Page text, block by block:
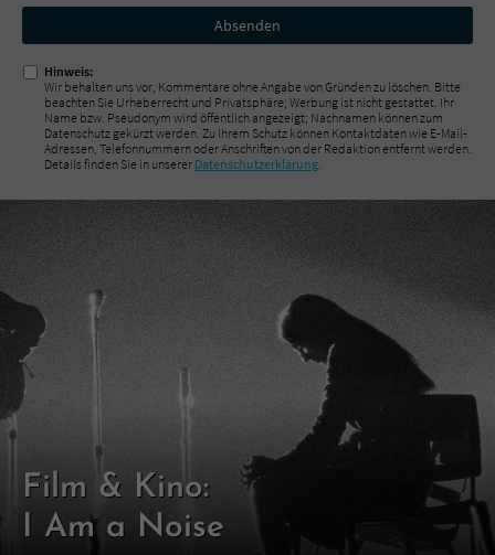
Nicht
ausfüllen!
Hinweis:
Wir behalten uns vor, Kommentare ohne Angabe von Gründen zu löschen. Bitte
beachten Sie Urheberrecht und Privatsphäre; Werbung ist nicht gestattet. Ihr
Name bzw. Pseudonym wird öffentlich angezeigt; Nachnamen können zum
Datenschutz gekürzt werden. Zu Ihrem Schutz können Kontaktdaten wie E-Mail-
Adressen, Telefonnummern oder Anschriften von der Redaktion entfernt werden.
Details finden Sie in unserer Datenschutzerklärung
Film & Kino:
I Am a Noise